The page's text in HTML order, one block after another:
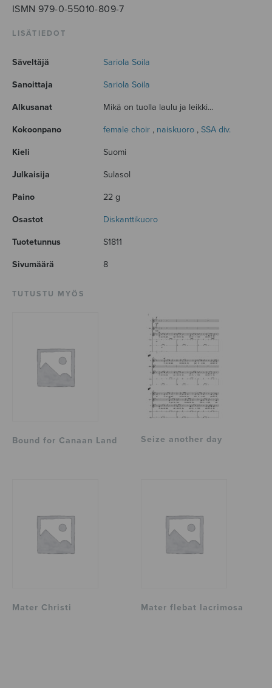
ISMN 979-0-55010-809-7
LISÄTIEDOT
Säveltäjä Sariola Soila
Sanoittaja Sariola Soila
Alkusanat Mikä on tuolla laulu ja leikki...
Kokoonpano female choir , naiskuoro , SSA div.
Kieli Suomi
Julkaisija Sulasol
Paino 22 g
Osastot Diskanttikuoro
Tuotetunnus S1811
Sivumäärä 8
TUTUSTU MYÖS
Bound for Canaan Land Seize another day
Mater Christi Mater flebat lacrimosa